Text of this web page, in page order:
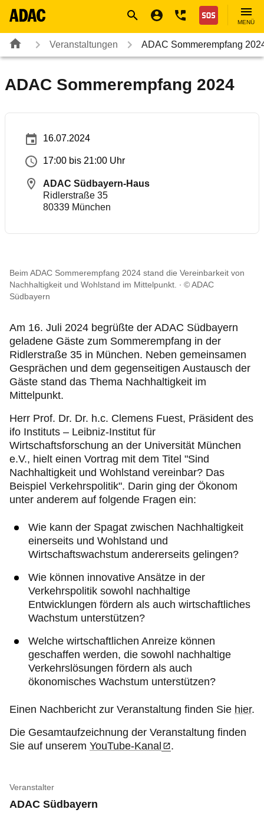
Nothilfe
MENÜ
Veranstaltungen ADAC Sommerempfang
ADAC Sommerempfang 2024
16.07.2024
17:00 bis 21:00 Uhr
ADAC Südbayern-Haus
Ridlerstraße 35
80339 München
Beim ADAC Sommerempfang 2024 stand die Vereinbarkeit von
Nachhaltigkeit und Wohlstand im Mittelpunkt.
© ADAC
Südbayern
Am 16. Juli 2024 begrüßte der ADAC Südbayern
geladene Gäste zum Sommerempfang in der
Ridlerstraße 35 in München. Neben gemeinsamen
Gesprächen und dem gegenseitigen Austausch der
Gäste stand das Thema Nachhaltigkeit im
Mittelpunkt.
Herr Prof. Dr. Dr. h.c. Clemens Fuest, Präsident des
ifo Instituts – Leibniz-Institut für
Wirtschaftsforschung an der Universität München
e.V., hielt einen Vortrag mit dem Titel "Sind
Nachhaltigkeit und Wohlstand vereinbar? Das
Beispiel Verkehrspolitik". Darin ging der Ökonom
unter anderem auf folgende Fragen ein:
Wie kann der Spagat zwischen Nachhaltigkeit
einerseits und Wohlstand und
Wirtschaftswachstum andererseits gelingen?
Wie können innovative Ansätze in der
Verkehrspolitik sowohl nachhaltige
Entwicklungen fördern als auch wirtschaftliches
Wachstum unterstützen?
Welche wirtschaftlichen Anreize können
geschaffen werden, die sowohl nachhaltige
Verkehrslösungen fördern als auch
ökonomisches Wachstum unterstützen?
Einen Nachbericht zur Veranstaltung finden Sie hier.
Die Gesamtaufzeichnung der Veranstaltung finden
Sie auf unserem YouTube-Kanal .
Veranstalter
ADAC Südbayern